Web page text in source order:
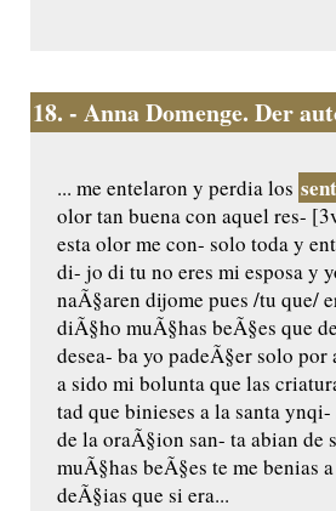
18. - Anna Domenge. Der
... me entelaron y perdia los
olor tan buena con aquel res-
esta olor me con- solo toda y
di- jo di tu no eres mi esposa y
naÃ§aren dijome pues /tu que/
diÃ§ho muÃ§has beÃ§es que
desea- ba yo padeÃ§er solo
a sido mi bolunta que las
tad que binieses a la santa
de la oraÃ§ion san- ta abian de
muÃ§has beÃ§es te me benias
deÃ§ias que si era...